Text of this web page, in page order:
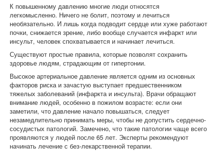
К повышенному давлению многие люди относятся
легкомысленно. Ничего не болит, поэтому и лечиться
необязательно. И лишь когда подводит сердце или хуже работают
почки, снижается зрение, либо вообще случается инфаркт или
инсульт, человек спохватывается и начинает лечиться.
Существуют простые правила, которые позволят сохранить
здоровье людям, страдающим от гипертонии.
Высокое артериальное давление является одним из основных
факторов риска и зачастую выступает предшественником
тяжелых заболеваний (инфаркта и инсульта). Врачи обращают
внимание людей, особенно в пожилом возрасте: если они
заметили, что давление начало повышаться, следует
незамедлительно принимать меры, чтобы не допустить сердечно-
сосудистых патологий. Замечено, что такие патологии чаще всего
проявляются у людей после 65 лет. Эксперты рекомендуют
начинать лечение с без-лекарственной терапии.